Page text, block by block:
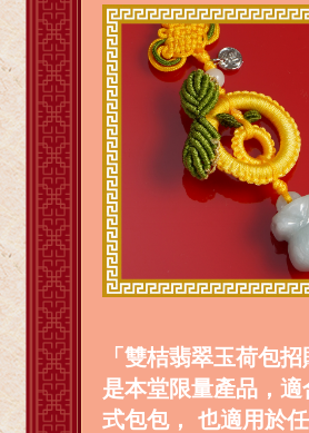
「雙桔翡翠玉荷包招
是本堂限量產品，適
式包包， 也適用於